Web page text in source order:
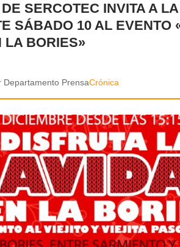
CULTURA
✕
SERCOTEC INVITA A
SÁBADO 10 AL EVENTO
LA BORIES»
Departamento PrensaCrónica